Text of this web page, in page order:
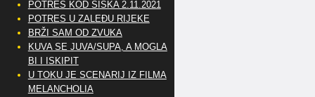
POTRES KOD SISKA 2.11.2021
POTRES U ZALEĐU RIJEKE
BRŽI SAM OD ZVUKA
KUVA SE JUVA/SUPA, A MOGLA
BI I ISKIPIT
U TOKU JE SCENARIJ IZ FILMA
MELANCHOLIA